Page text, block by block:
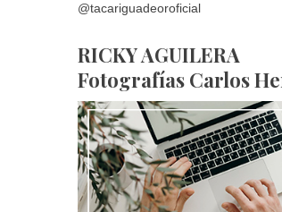
@tacariguadeoroficial
RICKY AGUILERA
Fotografías Carlos